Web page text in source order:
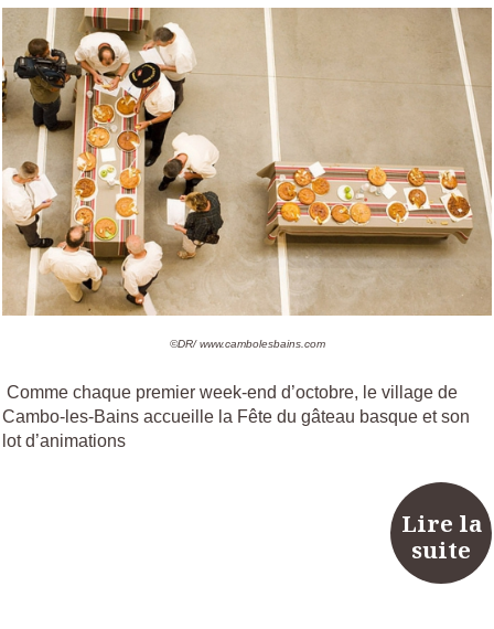
©DR/ www.cambolesbains.com
Comme chaque premier week-end d’octobre, le village de
Cambo-les-Bains accueille la Fête du gâteau basque et son
lot d’animations
Lire la
suite